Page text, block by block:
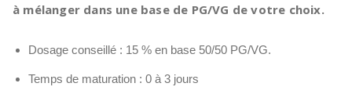
à mélanger dans une base de PG/VG de votre choix.
Dosage conseillé : 15 % en base 50/50 PG/VG.
Temps de maturation : 0 à 3 jours